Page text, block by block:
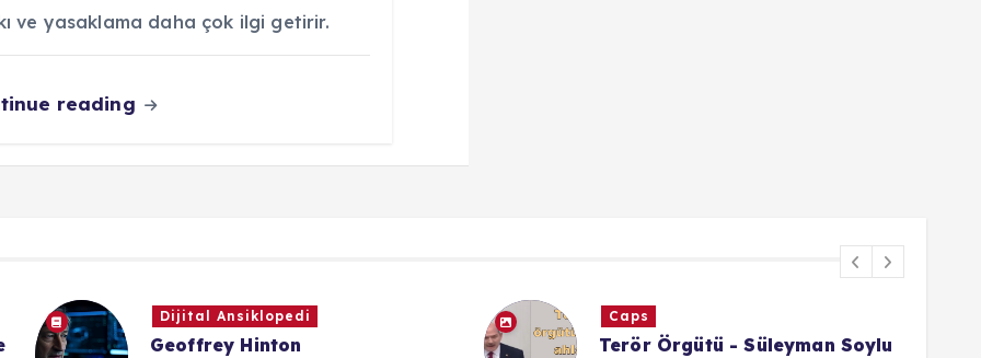
ve yasaklama daha çok ilgi getirir.
reading
Dijital Ansiklopedi
Geoffrey Hinton
Caps
Terör Örgütü - Süleyman Soylu